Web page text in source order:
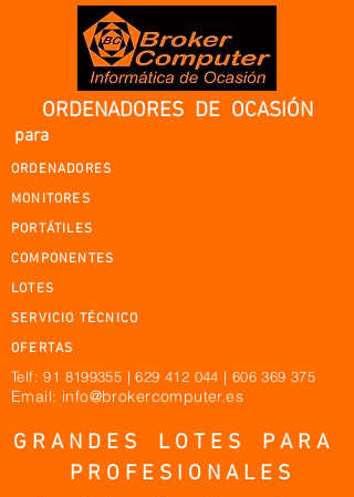
ORDENADORES DE OCASIÓN
para
ORDENADORES
MONITORES
PORTÁTILES
COMPONENTES
LOTES
SERVICIO TÉCNICO
OFERTAS
Telf:91 8199355 |629 412 044 | 606 369 375
Email: info@brokercomputer.es
G R A N D E S L O T E S P A R A
P R O F E S I O N A L E S